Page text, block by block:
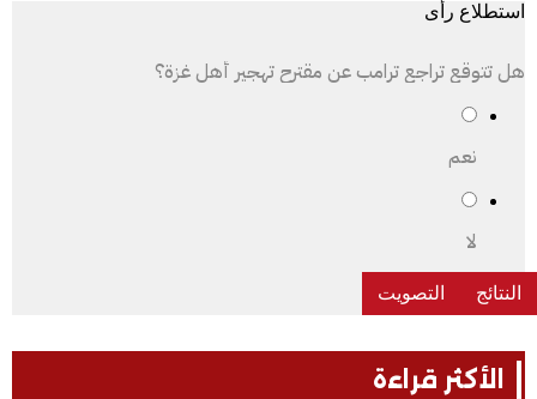
استطلاع رأى
هل تتوقع تراجع ترامب عن مقترح تهجير أهل غزة؟
نعم
لا
الأكثر قراءة